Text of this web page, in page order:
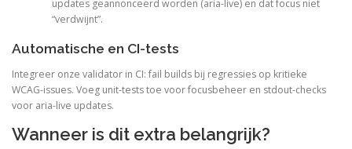
updates geannonceerd worden (aria-live) en dat focus niet
“verdwijnt”.
Automatische en CI-tests
Integreer onze validator in CI: fail builds bij regressies op kritieke
WCAG-issues. Voeg unit-tests toe voor focusbeheer en stdout-checks
voor aria-live updates.
Wanneer is dit extra belangrijk?